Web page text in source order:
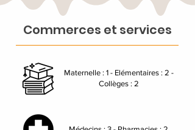
Commerces et services
Maternelle : 1 - Elémentaires : 2 -
Collèges : 2